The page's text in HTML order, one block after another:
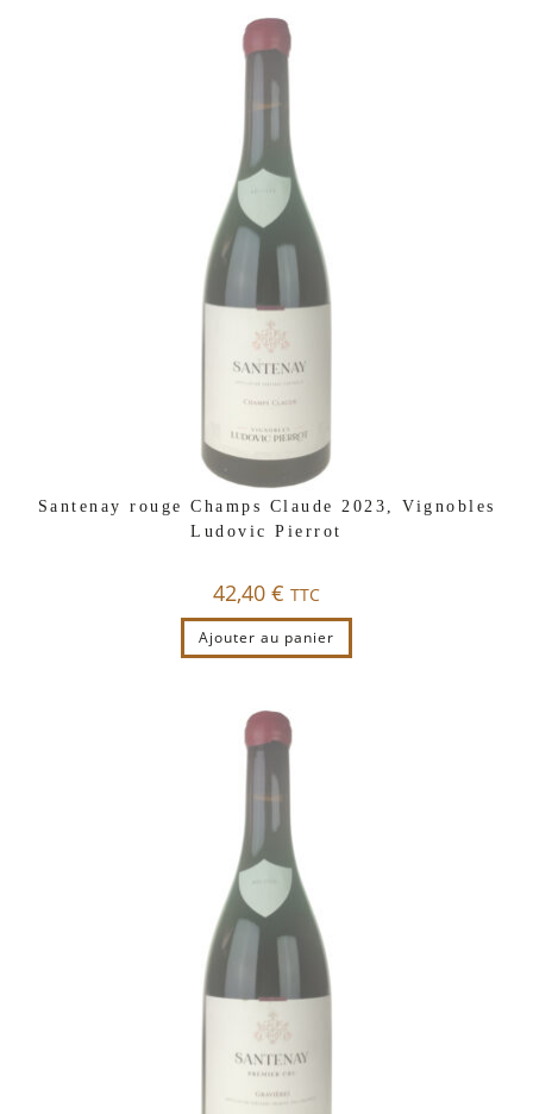
Santenay rouge Champs Claude 2023, Vignobles
Ludovic Pierrot
42,40 € TTC
Ajouter au panier